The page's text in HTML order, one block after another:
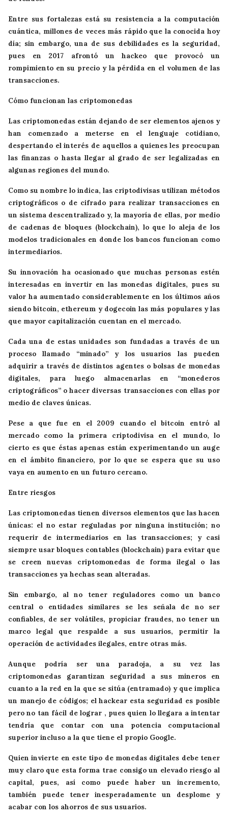
Entre sus fortalezas está su resistencia a la computación
cuántica, millones de veces más rápido que la conocida hoy
día; sin embargo, una de sus debilidades es la seguridad,
pues en 2017 afrontó un hackeo que provocó un
rompimiento en su precio y la pérdida en el volumen de las
transacciones.
Cómo funcionan las criptomonedas
Las criptomonedas están dejando de ser elementos ajenos y
han comenzado a meterse en el lenguaje cotidiano,
despertando el interés de aquellos a quienes les preocupan
las finanzas o hasta llegar al grado de ser legalizadas en
algunas regiones del mundo.
Como su nombre lo indica, las criptodivisas utilizan métodos
criptográficos o de cifrado para realizar transacciones en
un sistema descentralizado y, la mayoría de ellas, por medio
de cadenas de bloques (blockchain), lo que lo aleja de los
modelos tradicionales en donde los bancos funcionan como
intermediarios.
Su innovación ha ocasionado que muchas personas estén
interesadas en invertir en las monedas digitales, pues su
valor ha aumentado considerablemente en los últimos años
siendo bitcoin, ethereum y dogecoin las más populares y las
que mayor capitalización cuentan en el mercado.
Cada una de estas unidades son fundadas a través de un
proceso llamado “minado” y los usuarios las pueden
adquirir a través de distintos agentes o bolsas de monedas
digitales, para luego almacenarlas en “monederos
criptográficos” o hacer diversas transacciones con ellas por
medio de claves únicas.
Pese a que fue en el 2009 cuando el bitcoin entró al
mercado como la primera criptodivisa en el mundo, lo
cierto es que éstas apenas están experimentando un auge
en el ámbito financiero, por lo que se espera que su uso
vaya en aumento en un futuro cercano.
Entre riesgos
Las criptomonedas tienen diversos elementos que las hacen
únicas: el no estar reguladas por ninguna institución; no
requerir de intermediarios en las transacciones; y casi
siempre usar bloques contables (blockchain) para evitar que
se creen nuevas criptomonedas de forma ilegal o las
transacciones ya hechas sean alteradas.
Sin embargo, al no tener reguladores como un banco
central o entidades similares se les señala de no ser
confiables, de ser volátiles, propiciar fraudes, no tener un
marco legal que respalde a sus usuarios, permitir la
operación de actividades ilegales, entre otras más.
Aunque podría ser una paradoja, a su vez las
criptomonedas garantizan seguridad a sus mineros en
cuanto a la red en la que se sitúa (entramado) y que implica
un manejo de códigos; el hackear esta seguridad es posible
pero no tan fácil de lograr , pues quien lo llegara a intentar
tendría que contar con una potencia computacional
superior incluso a la que tiene el propio Google.
Quien invierte en este tipo de monedas digitales debe tener
muy claro que esta forma trae consigo un elevado riesgo al
capital, pues, así como puede haber un incremento,
también puede tener inesperadamente un desplome y
acabar con los ahorros de sus usuarios.